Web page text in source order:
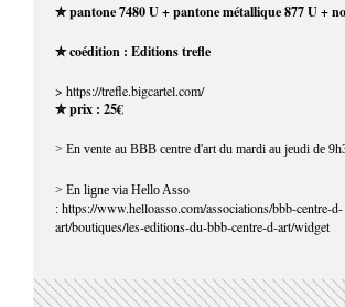
✮ pantone 7480 U + pantone métallique 877 U +
✮ coédition : Editions trefle
> https://trefle.bigcartel.com/
✮ prix : 25€
> En vente au BBB centre d'art du mardi au jeudi de
> En ligne via Hello Asso
: https://www.helloasso.com/associations/bbb-centre-d-
art/boutiques/les-editions-du-bbb-centre-d-art/widget